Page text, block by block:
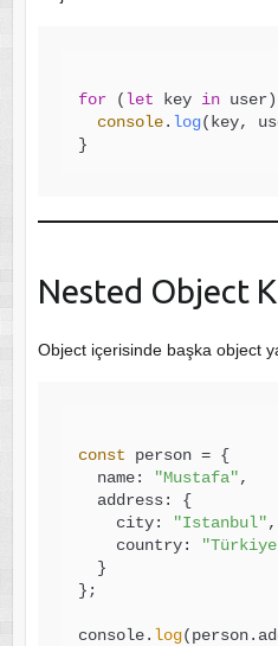
for (let key in
console. log(key,
Nested Object
Object içerisinde başka object
const person = {
  name:
"Mustafa",
    city:
"Istanbul",
    country:
};
console. log